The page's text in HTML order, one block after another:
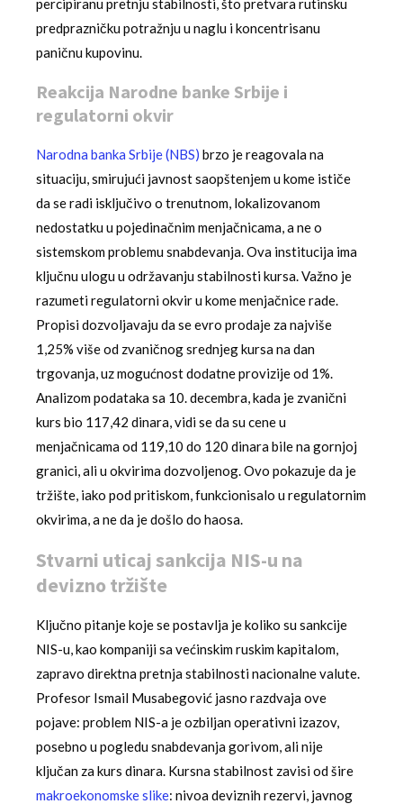
percipiranu pretnju stabilnosti, što pretvara rutinsku
predprazničku potražnju u naglu i koncentrisanu
paničnu kupovinu.
Reakcija Narodne banke Srbije i
regulatorni okvir
Narodna banka Srbije (NBS) brzo je reagovala na
situaciju, smirujući javnost saopštenjem u kome ističe
da se radi isključivo o trenutnom, lokalizovanom
nedostatku u pojedinačnim menjačnicama, a ne o
sistemskom problemu snabdevanja. Ova institucija ima
ključnu ulogu u održavanju stabilnosti kursa. Važno je
razumeti regulatorni okvir u kome menjačnice rade.
Propisi dozvoljavaju da se evro prodaje za najviše
1,25% više od zvaničnog srednjeg kursa na dan
trgovanja, uz mogućnost dodatne provizije od 1%.
Analizom podataka sa 10. decembra, kada je zvanični
kurs bio 117,42 dinara, vidi se da su cene u
menjačnicama od 119,10 do 120 dinara bile na gornjoj
granici, ali u okvirima dozvoljenog. Ovo pokazuje da je
tržište, iako pod pritiskom, funkcionisalo u regulatornim
okvirima, a ne da je došlo do haosa.
Stvarni uticaj sankcija NIS-u na
devizno tržište
Ključno pitanje koje se postavlja je koliko su sankcije
NIS-u, kao kompaniji sa većinskim ruskim kapitalom,
zapravo direktna pretnja stabilnosti nacionalne valute.
Profesor Ismail Musabegović jasno razdvaja ove
pojave: problem NIS-a je ozbiljan operativni izazov,
posebno u pogledu snabdevanja gorivom, ali nije
ključan za kurs dinara. Kursna stabilnost zavisi od šire
makroekonomske slike: nivoa deviznih rezervi, javnog